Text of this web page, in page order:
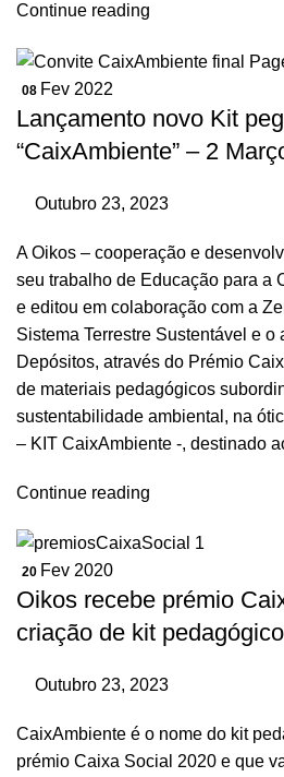
Continue reading
08 Fev 2022
Lançamento novo Kit
“CaixAmbiente” – 2
Outubro 23, 2023
A Oikos – cooperação e
seu trabalho de Educação para a
e editou em colaboração com a
Sistema Terrestre Sustentável e o
Depósitos, através do Prémio
de materiais pedagógicos
sustentabilidade ambiental, na
– KIT CaixAmbiente -, destinado
Continue reading
20 Fev 2020
Oikos recebe prémio
criação de kit
Outubro 23, 2023
CaixAmbiente é o nome do kit
prémio Caixa Social 2020 e que